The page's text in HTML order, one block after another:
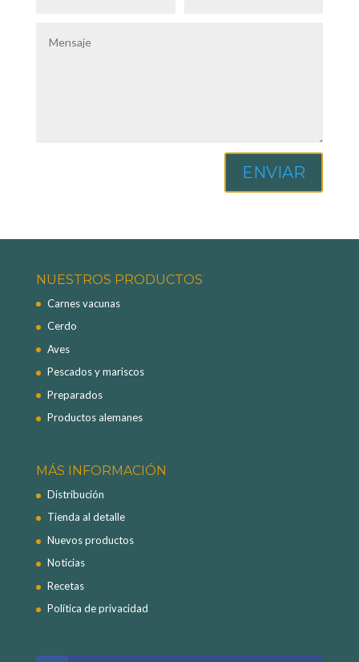
ENVIAR
NUESTROS PRODUCTOS
Carnes vacunas
Cerdo
Aves
Pescados y mariscos
Preparados
Productos alemanes
MÁS INFORMACIÓN
Distribución
Tienda al detalle
Nuevos productos
Noticias
Recetas
Política de privacidad